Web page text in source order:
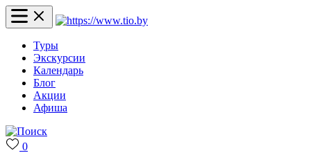
Туры
Экскурсии
Календарь
Блог
Акции
Афиша
0